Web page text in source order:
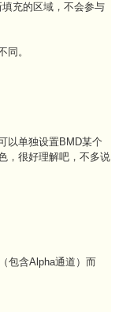
充的区域，不会参与
同。
以单独设置BMD某个
，很好理解吧，不多说
包含Alpha通道）而